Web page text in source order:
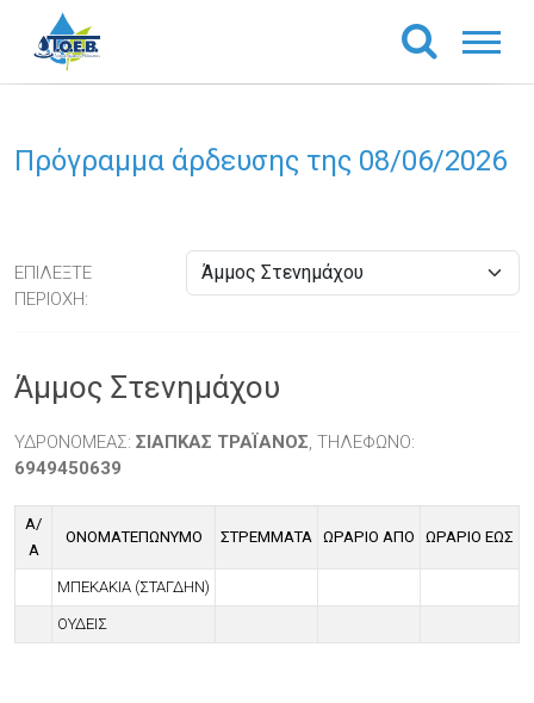
Πρόγραμμα άρδευσης της 08/06/2026
ΕΠΙΛΕΞΤΕ
ΠΕΡΙΟΧΗ:
Άμμος Στενημάχου
ΥΔΡΟΝΟΜΕΑΣ: ΣΙΑΠΚΑΣ ΤΡΑΪΑΝΟΣ, ΤΗΛΕΦΩΝΟ:
6949450639
Α/
Α
ΟΝΟΜΑΤΕΠΏΝΥΜΟ ΣΤΡΈΜΜΑΤΑ ΩΡΆΡΙΟ ΑΠΌ ΩΡΆΡΙΟ ΈΩΣ
ΜΠΕΚΑΚΙΑ (ΣΤΑΓΔΗΝ)
ΟΥΔΕΙΣ